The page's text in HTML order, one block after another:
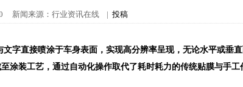
新闻来源：行业资讯在线 | 投稿
字直接喷涂于车身表面，实现高分辨率呈现，无论水平或垂
涂装工艺，通过自动化操作取代了耗时耗力的传统贴膜与手